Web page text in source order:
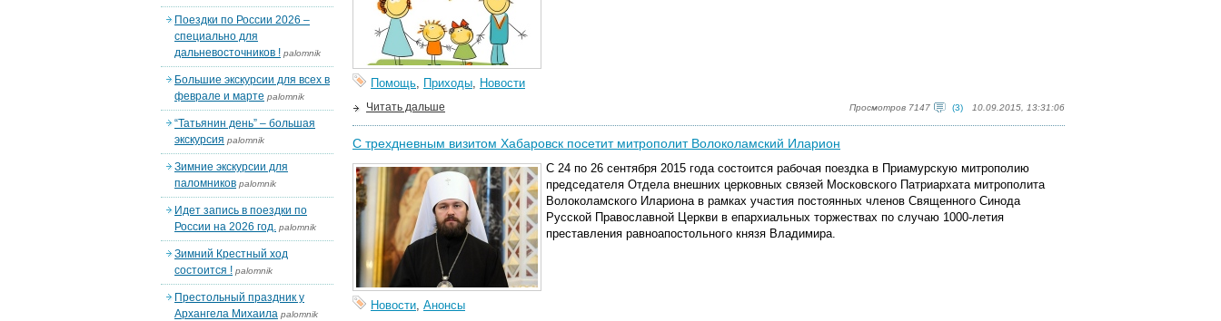
Помощь Приходы Новости
Просмотров 7147 (3) 10.09.2015, 13:31:06
Читать дальше
С трехдневным визитом Хабаровск посетит митрополит Волоколамский Иларион
С 24 по 26 сентября 2015 года состоится рабочая поездка в Приамурскую митрополию
председателя Отдела внешних церковных связей Московского Патриархата митрополита
Волоколамского Илариона в рамках участия постоянных членов Священного Синода
Русской Православной Церкви в епархиальных торжествах по случаю 1000-летия
преставления равноапостольного князя Владимира.
Новости Анонсы
Поездки по России 2026 –
специально для
дальневосточников ! palomnik
Большие экскурсии для всех в
феврале и марте palomnik
“Татьянин день” – большая
экскурсия palomnik
Зимние экскурсии для
паломников palomnik
Идет запись в поездки по
России на 2026 год. palomnik
Зимний Крестный ход
состоится ! palomnik
Престольный праздник у
Архангела Михаила palomnik